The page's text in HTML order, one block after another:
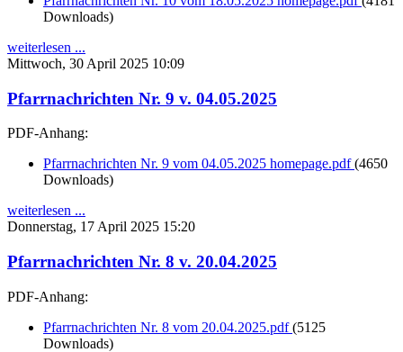
Downloads)
weiterlesen ...
Mittwoch, 30 April 2025 10:09
Pfarrnachrichten Nr. 9 v. 04.05.2025
PDF-Anhang:
Pfarrnachrichten Nr. 9 vom 04.05.2025 homepage.pdf(4650
Downloads)
weiterlesen ...
Donnerstag, 17 April 2025 15:20
Pfarrnachrichten Nr. 8 v. 20.04.2025
PDF-Anhang:
Pfarrnachrichten Nr. 8 vom 20.04.2025.pdf(5125
Downloads)